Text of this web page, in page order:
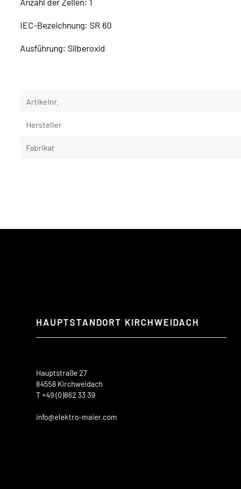
IEC-Bezeichnung: SR 60
Ausführung: Silberoxid
Artikelnr.
Hersteller
Fabrikat
HAUPTSTANDORT KIRCHWEIDACH
Hauptstraße 27
84558 Kirchweidach
T +49 (0)862 33 39
info@elektro-maier.com